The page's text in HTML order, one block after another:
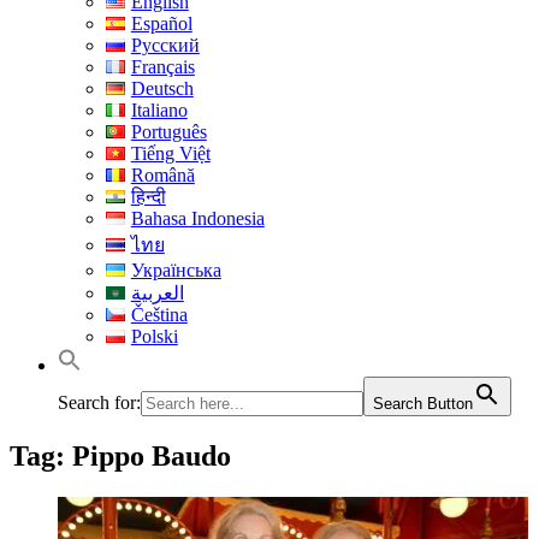
Español
Русский
Français
Deutsch
Italiano
Português
Tiếng Việt
Română
हिन्दी
Bahasa Indonesia
ไทย
Українська
العربية
Čeština
Polski
Search for: Search Button
Tag: Pippo Baudo